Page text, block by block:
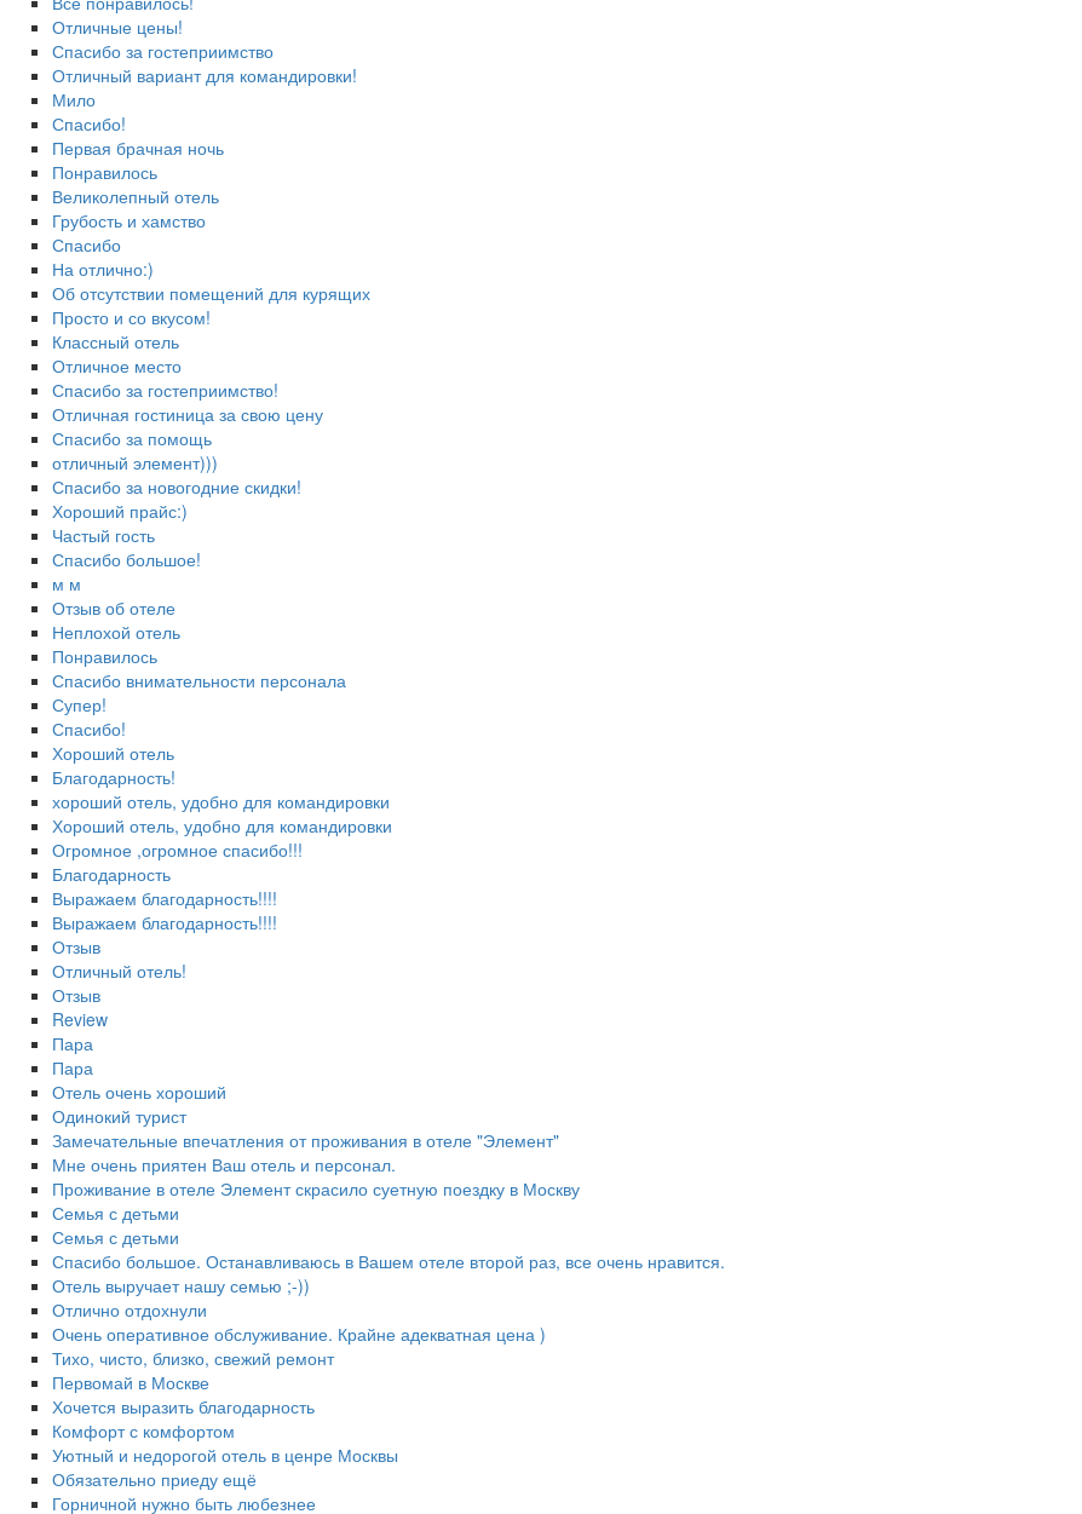
Отличные цены!
Спасибо за гостеприимство
Отличный вариант для командировки!
Мило
Спасибо!
Первая брачная ночь
Понравилось
Великолепный отель
Грубость и хамство
Спасибо
На отлично:)
Об отсутствии помещений для курящих
Просто и со вкусом!
Классный отель
Отличное место
Спасибо за гостеприимство!
Отличная гостиница за свою цену
Спасибо за помощь
отличный элемент)))
Спасибо за новогодние скидки!
Хороший прайс:)
Частый гость
Спасибо большое!
м м
Отзыв об отеле
Неплохой отель
Понравилось
Спасибо внимательности персонала
Супер!
Спасибо!
Хороший отель
Благодарность!
хороший отель, удобно для командировки
Хороший отель, удобно для командировки
Огромное ,огромное спасибо!!!
Благодарность
Выражаем благодарность!!!!
Выражаем благодарность!!!!
Отзыв
Отличный отель!
Отзыв
Review
Пара
Пара
Отель очень хороший
Одинокий турист
Замечательные впечатления от проживания в отеле "Элемент"
Мне очень приятен Ваш отель и персонал.
Проживание в отеле Элемент скрасило суетную поездку в Москву
Семья с детьми
Семья с детьми
Спасибо большое. Останавливаюсь в Вашем отеле второй раз, все очень нравится.
Отель выручает нашу семью ;-))
Отлично отдохнули
Очень оперативное обслуживание. Крайне адекватная цена )
Тихо, чисто, близко, свежий ремонт
Первомай в Москве
Хочется выразить благодарность
Комфорт с комфортом
Уютный и недорогой отель в ценре Москвы
Обязательно приеду ещё
Горничной нужно быть любезнее